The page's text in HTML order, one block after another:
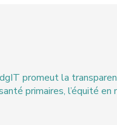
promeut la
primaires, l’équité